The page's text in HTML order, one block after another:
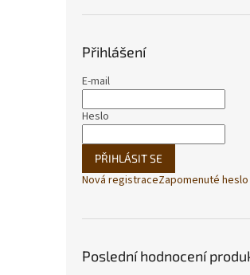
Přihlášení
E-mail
Heslo
PŘIHLÁSIT SE
Nová registraceZapomenuté heslo
Poslední hodnocení